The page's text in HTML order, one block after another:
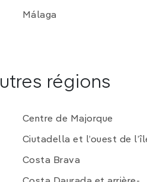
l'arrivée massive des
Málaga
régions
Centre de Majorque
Ciutadella et l’ouest de
Costa Brava